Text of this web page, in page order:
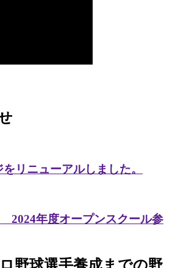
リニューアルしました。
2024年度オープンスクール参
野球選手養成までの野